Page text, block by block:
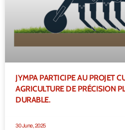
JYMPA PARTICIPE AU PROJET
AGRICULTURE DE PRÉCISION
DURABLE.
30 June, 2025